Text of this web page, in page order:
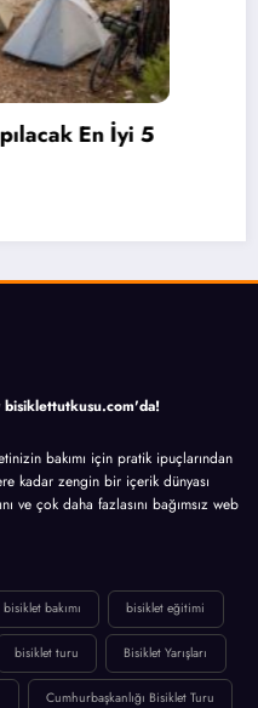
Öğrenciye Bisiklet
bisiklettutkusu.com'da!
bakımı için pratik ipuçlarından
kadar zengin bir içerik dünyası
ve çok daha fazlasını bağımsız web
bisiklet bakımı bisiklet eğitimi
bisiklet turu Bisiklet Yarışları
Cumhurbaşkanlığı Bisiklet Turu